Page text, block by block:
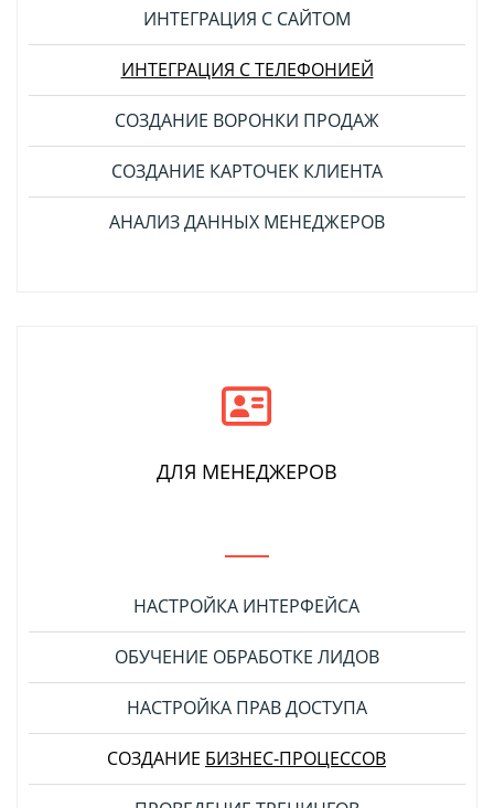
ИНТЕГРАЦИЯ С САЙТОМ
ИНТЕГРАЦИЯ С ТЕЛЕФОНИЕЙ
СОЗДАНИЕ ВОРОНКИ ПРОДАЖ
СОЗДАНИЕ КАРТОЧЕК КЛИЕНТА
АНАЛИЗ ДАННЫХ МЕНЕДЖЕРОВ
ДЛЯ МЕНЕДЖЕРОВ
НАСТРОЙКА ИНТЕРФЕЙСА
ОБУЧЕНИЕ ОБРАБОТКЕ ЛИДОВ
НАСТРОЙКА ПРАВ ДОСТУПА
СОЗДАНИЕ БИЗНЕС-ПРОЦЕССОВ